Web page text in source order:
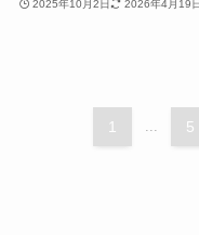
2025年10月2日 2026年4月19日
1 ... 5